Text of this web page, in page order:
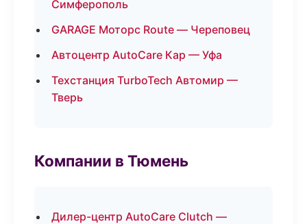
Симферополь
GARAGE Моторс Route — Череповец
Автоцентр AutoCare Кар — Уфа
Техстанция TurboTech Автомир —
Тверь
Компании в Тюмень
Дилер-центр AutoCare Clutch —